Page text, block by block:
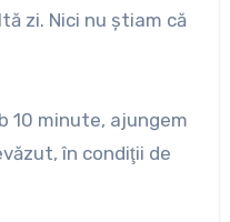
zi. Nici nu ştiam că
10 minute, ajungem
în condiţii de